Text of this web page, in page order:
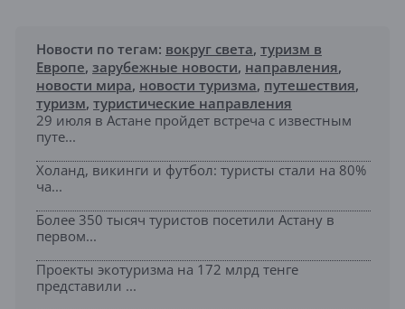
Новости по тегам: вокруг света, туризм в
Европе, зарубежные новости, направления,
новости мира, новости туризма, путешествия,
туризм, туристические направления
29 июля в Астане пройдет встреча с известным
путе...
Холанд, викинги и футбол: туристы стали на 80%
ча...
Более 350 тысяч туристов посетили Астану в
первом...
Проекты экотуризма на 172 млрд тенге
представили ...